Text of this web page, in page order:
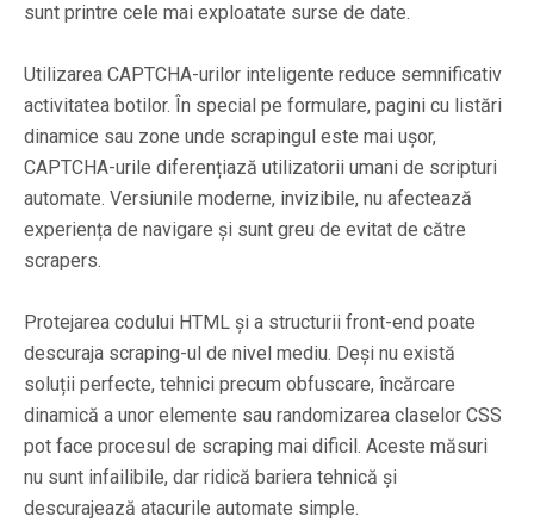
sunt printre cele mai exploatate surse de date.
Utilizarea CAPTCHA-urilor inteligente reduce semnificativ
activitatea botilor. În special pe formulare, pagini cu listări
dinamice sau zone unde scrapingul este mai ușor,
CAPTCHA-urile diferențiază utilizatorii umani de scripturi
automate. Versiunile moderne, invizibile, nu afectează
experiența de navigare și sunt greu de evitat de către
scrapers.
Protejarea codului HTML și a structurii front-end poate
descuraja scraping-ul de nivel mediu. Deși nu există
soluții perfecte, tehnici precum obfuscare, încărcare
dinamică a unor elemente sau randomizarea claselor CSS
pot face procesul de scraping mai dificil. Aceste măsuri
nu sunt infailibile, dar ridică bariera tehnică și
descurajează atacurile automate simple.